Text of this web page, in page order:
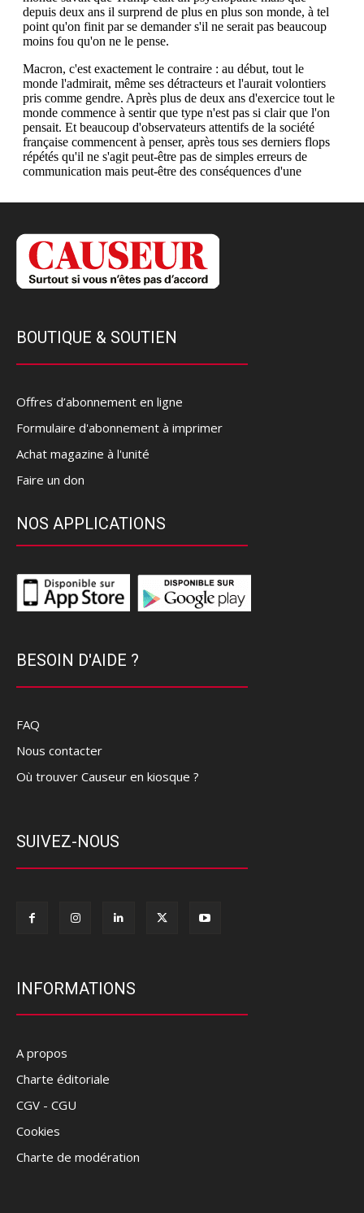
BOUTIQUE & SOUTIEN
Offres d’abonnement en ligne
Formulaire d'abonnement à imprimer
Achat magazine à l'unité
Faire un don
NOS APPLICATIONS
BESOIN D'AIDE ?
FAQ
Nous contacter
Où trouver Causeur en kiosque ?
SUIVEZ-NOUS
INFORMATIONS
A propos
Charte éditoriale
CGV - CGU
Cookies
Charte de modération